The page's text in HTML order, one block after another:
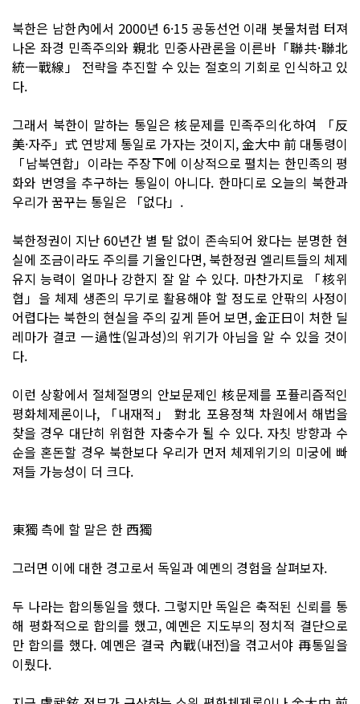
북한은 남한內에서 2000년 6·15 공동선언 이래 봇물처럼 터져
나온 좌경 민족주의와 親北 민중사관론을 이른바「聯共·聯北
統一戰線」 전략을 추진할 수 있는 절호의 기회로 인식하고 있
다.
그래서 북한이 말하는 통일은 核문제를 민족주의化하여 「反
美·자주」式 연방제 통일로 가자는 것이지, 金大中 前 대통령이
「남북연합」이라는 주장下에 이상적으로 펼치는 한민족의 평
화와 번영을 추구하는 통일이 아니다. 한마디로 오늘의 북한과
우리가 꿈꾸는 통일은 「없다」.
북한정권이 지난 60년간 별 탈 없이 존속되어 왔다는 분명한 현
실에 조금이라도 주의를 기울인다면, 북한정권 엘리트들의 체제
유지 능력이 얼마나 강한지 잘 알 수 있다. 마찬가지로 「核위
협」을 체제 생존의 무기로 활용해야 할 정도로 안팎의 사정이
어렵다는 북한의 현실을 주의 깊게 뜯어 보면, 金正日이 처한 딜
레마가 결코 一過性(일과성)의 위기가 아님을 알 수 있을 것이
다.
이런 상황에서 절체절명의 안보문제인 核문제를 포퓰리즘적인
평화체제론이나, 「내재적」 對北 포용정책 차원에서 해법을
찾을 경우 대단히 위험한 자충수가 될 수 있다. 자칫 방향과 수
순을 혼돈할 경우 북한보다 우리가 먼저 체제위기의 미궁에 빠
져들 가능성이 더 크다.
東獨 측에 할 말은 한 西獨
그러면 이에 대한 경고로서 독일과 예멘의 경험을 살펴보자.
두 나라는 합의통일을 했다. 그렇지만 독일은 축적된 신뢰를 통
해 평화적으로 합의를 했고, 예멘은 지도부의 정치적 결단으로
만 합의를 했다. 예멘은 결국 內戰(내전)을 겪고서야 再통일을
이뤘다.